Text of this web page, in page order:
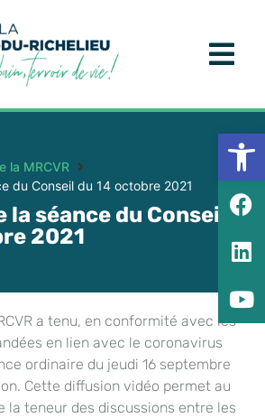
la MRCVR
du Conseil du 14 octobre 2021
séance du Conseil
2021
a tenu, en conformité avec les
en lien avec le coronavirus
ordinaire du jeudi 16 septembre
Cette diffusion vidéo permet au
la teneur des discussions entre les